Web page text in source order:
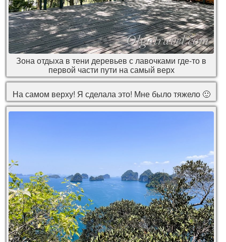
Зона отдыха в тени деревьев с лавочками где-то в
первой части пути на самый верх
На самом верху! Я сделала это! Мне было тяжело 🙂